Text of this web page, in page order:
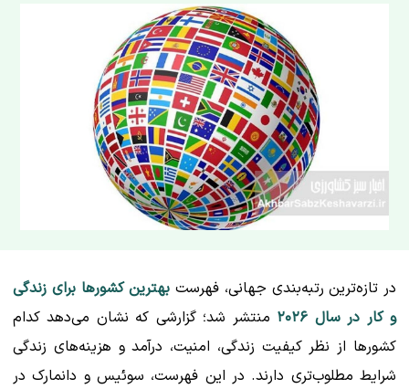
در تازه‌ترین رتبه‌بندی جهانی، فهرست بهترین کشورها برای زندگی
و کار در سال ۲۰۲۶
منتشر شد؛ گزارشی که نشان می‌دهد کدام
کشورها از نظر کیفیت زندگی، امنیت، درآمد و هزینه‌های زندگی
شرایط مطلوب‌تری دارند. در این فهرست، سوئیس و دانمارک در